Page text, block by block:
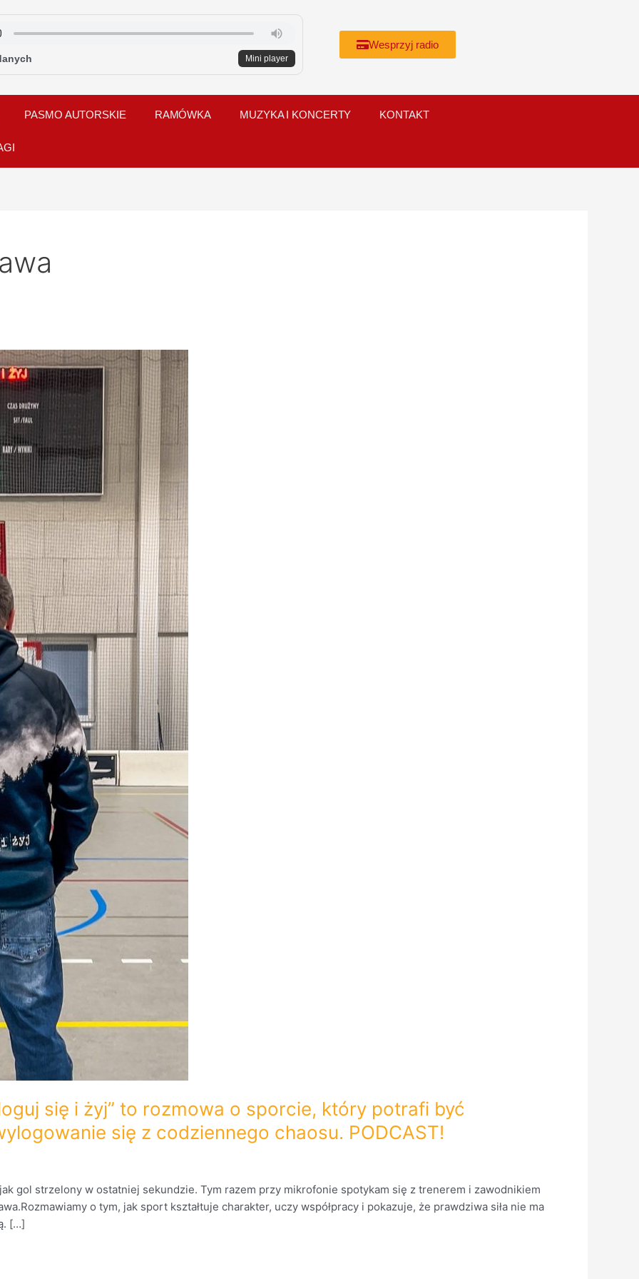
Mini player
Wesprzyj radio
PASMO AUTORSKIE RAMÓWKA MUZYKA I KONCERTY KONTAKT
się i żyj” to rozmowa o sporcie, który potrafi być
się z codziennego chaosu. PODCAST!
gol strzelony w ostatniej sekundzie. Tym razem przy mikrofonie spotykam się z trenerem i zawodnikiem
o tym, jak sport kształtuje charakter, uczy współpracy i pokazuje, że prawdziwa siła nie ma
[…]